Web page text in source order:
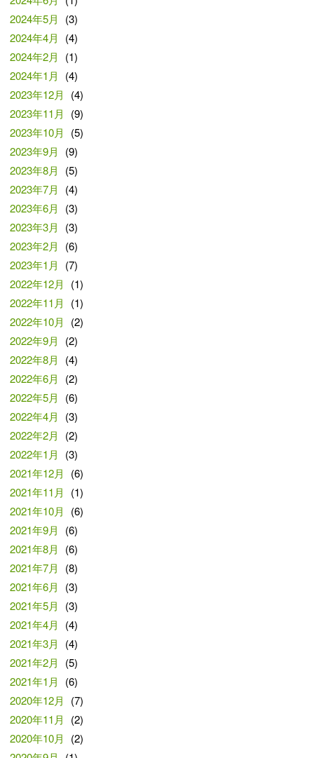
2024年5月
(3)
2024年4月
(4)
2024年2月
(1)
2024年1月
(4)
2023年12月
(4)
2023年11月
(9)
2023年10月
(5)
2023年9月
(9)
2023年8月
(5)
2023年7月
(4)
2023年6月
(3)
2023年3月
(3)
2023年2月
(6)
2023年1月
(7)
2022年12月
(1)
2022年11月
(1)
2022年10月
(2)
2022年9月
(2)
2022年8月
(4)
2022年6月
(2)
2022年5月
(6)
2022年4月
(3)
2022年2月
(2)
2022年1月
(3)
2021年12月
(6)
2021年11月
(1)
2021年10月
(6)
2021年9月
(6)
2021年8月
(6)
2021年7月
(8)
2021年6月
(3)
2021年5月
(3)
2021年4月
(4)
2021年3月
(4)
2021年2月
(5)
2021年1月
(6)
2020年12月
(7)
2020年11月
(2)
2020年10月
(2)